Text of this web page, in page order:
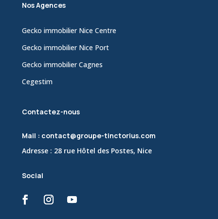
Nos Agences
Gecko immobilier Nice Centre
Gecko immobilier Nice Port
Gecko immobilier Cagnes
Cegestim
Contactez-nous
Mail : contact@groupe-tinctorius.com
Adresse : 28 rue Hôtel des Postes, Nice
Social